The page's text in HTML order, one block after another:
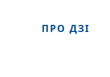
ПРО ДЗІ